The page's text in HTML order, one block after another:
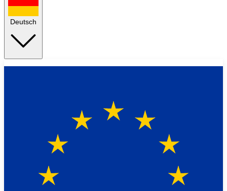
Deutsch